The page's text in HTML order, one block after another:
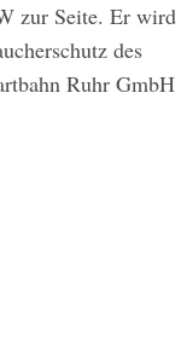
zur Seite. Er wird
des
Ruhr GmbH